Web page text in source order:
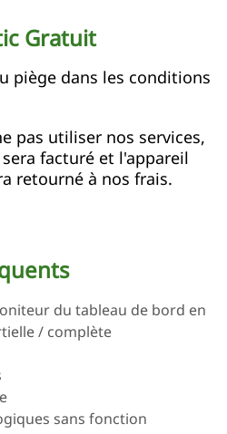
Gratuit
piège dans les conditions
pas utiliser nos services,
facturé et l'appareil
retourné à nos frais.
du tableau de bord en
/ complète
sans fonction